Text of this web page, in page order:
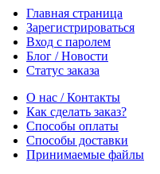
Главная страница
Зарегистрироваться
Вход с паролем
Блог / Новости
Статус заказа
О нас / Контакты
Как сделать заказ?
Способы оплаты
Способы доставки
Принимаемые файлы